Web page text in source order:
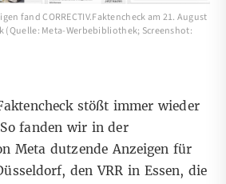
fand CORRECTIV.Faktencheck am 21. August
(Quelle: Meta-Werbebibliothek; Screenshot:
stößt immer wieder
fanden wir in der
Meta dutzende Anzeigen für
, denVRR in Essen, die